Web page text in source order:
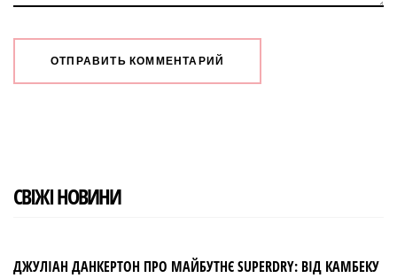
СВІЖІ НОВИНИ
ДЖУЛІАН ДАНКЕРТОН ПРО МАЙБУТНЄ SUPERDRY: ВІД КАМБЕКУ